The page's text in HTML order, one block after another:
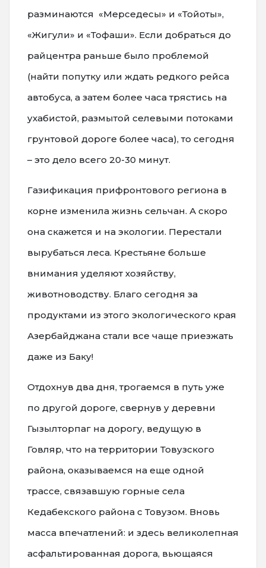
разминаются «Мерседесы» и «Тойоты»,
«Жигули» и «Тофаши». Если добраться до
райцентра раньше было проблемой
(найти попутку или ждать редкого рейса
автобуса, а затем более часа трястись на
ухабистой, размытой селевыми потоками
грунтовой дороге более часа), то сегодня
– это дело всего 20-30 минут.
Газификация прифронтового региона в
корне изменила жизнь сельчан. А скоро
она скажется и на экологии. Перестали
вырубаться леса. Крестьяне больше
внимания уделяют хозяйству,
животноводству. Благо сегодня за
продуктами из этого экологического края
Азербайджана стали все чаще приезжать
даже из Баку!
Отдохнув два дня, трогаемся в путь уже
по другой дороге, свернув у деревни
Гызылторпаг на дорогу, ведущую в
Говляр, что на территории Товузского
района, оказываемся на еще одной
трассе, связавшую горные села
Кедабекского района с Товузом. Вновь
масса впечатлений: и здесь великолепная
асфальтированная дорога, вьющаяся